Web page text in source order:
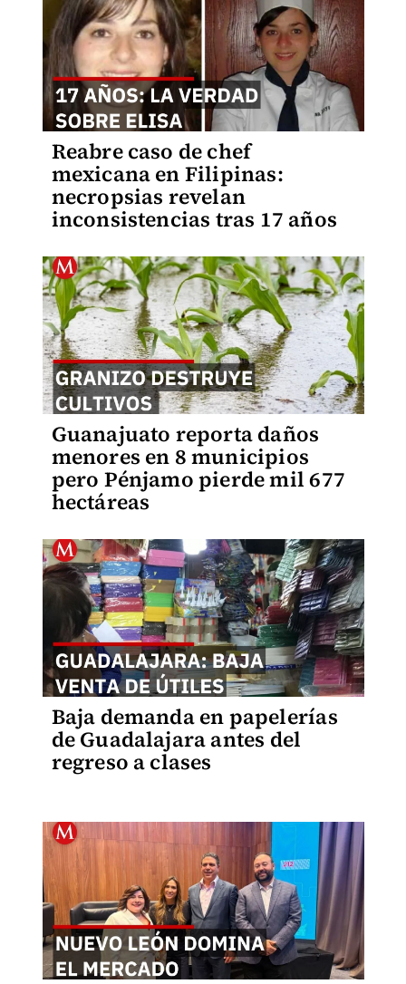
Reabre caso de chef
mexicana en Filipinas:
necropsias revelan
inconsistencias tras 17 años
Guanajuato reporta daños
menores en 8 municipios
pero Pénjamo pierde mil 677
hectáreas
Baja demanda en papelerías
de Guadalajara antes del
regreso a clases